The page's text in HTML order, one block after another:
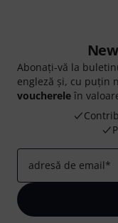
Abonați-vă la
engleză și, cu puțin
voucherele în
adresă de email*